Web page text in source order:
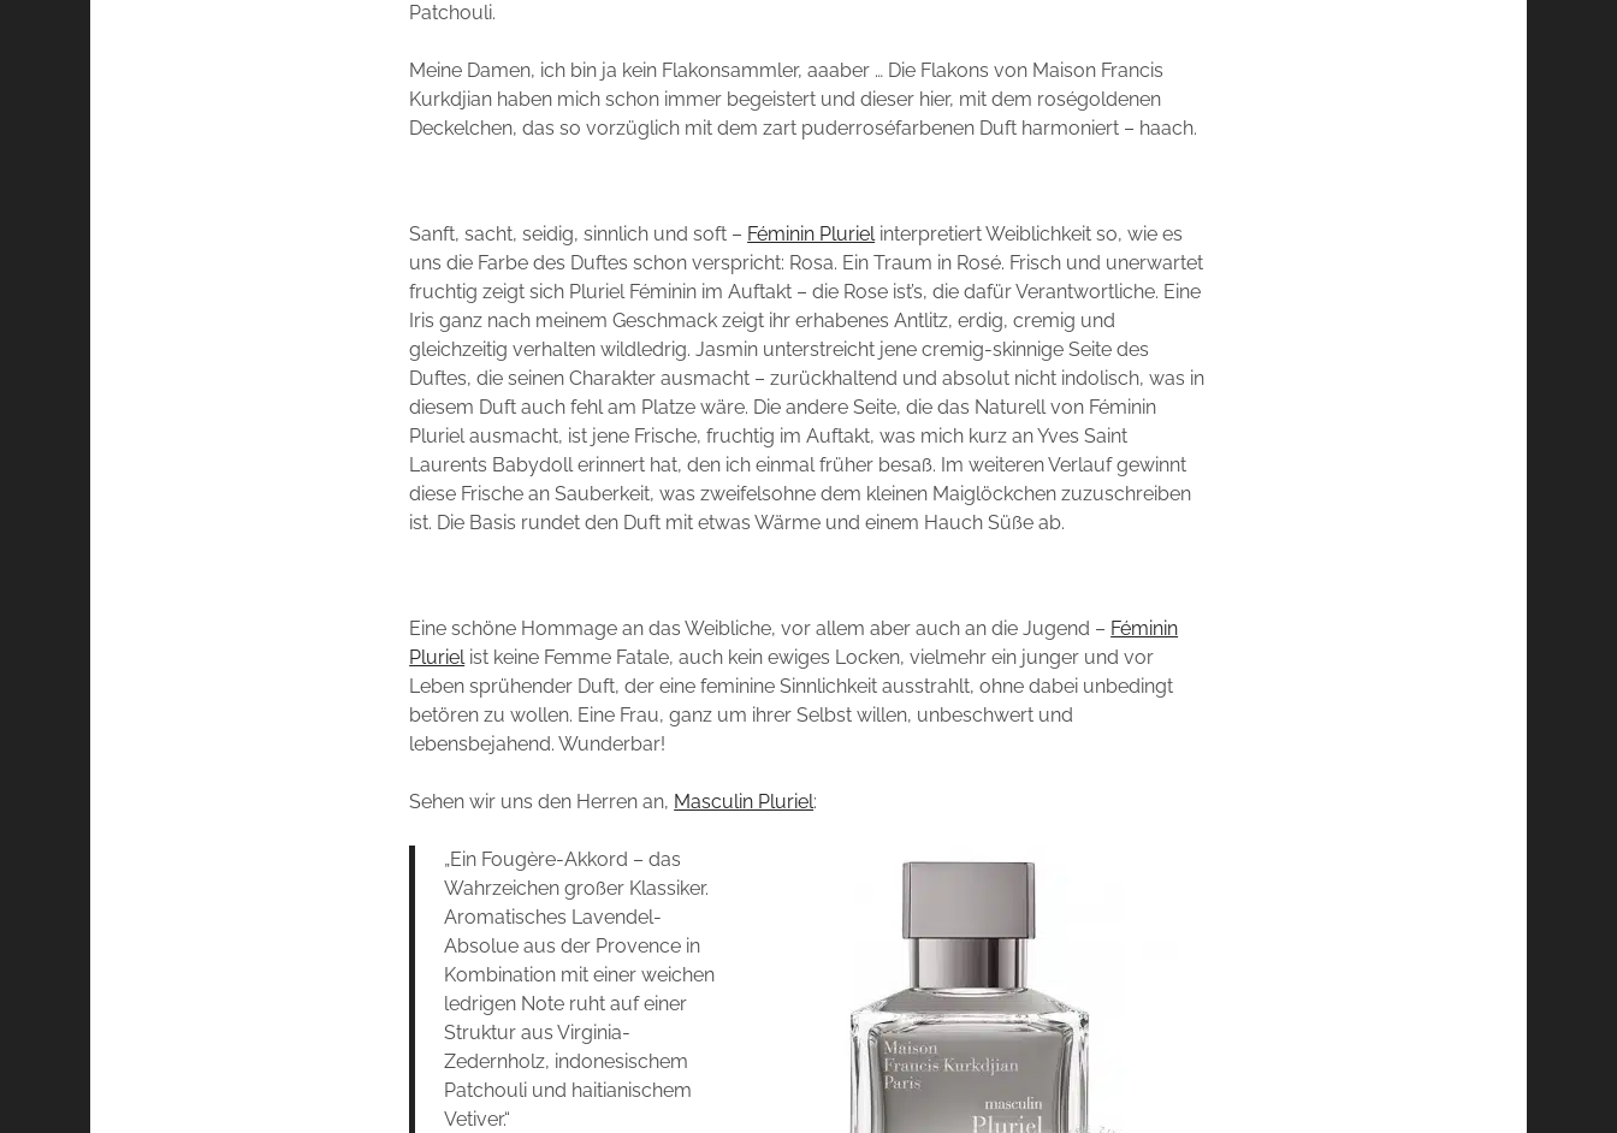
Patchouli.
Meine Damen, ich bin ja kein Flakonsammler, aaaber … Die Flakons von Maison Francis
Kurkdjian haben mich schon immer begeistert und dieser hier, mit dem roségoldenen
Deckelchen, das so vorzüglich mit dem zart puderroséfarbenen Duft harmoniert – haach.
Sanft, sacht, seidig, sinnlich und soft – Féminin Plurielinterpretiert Weiblichkeit so, wie es
uns die Farbe des Duftes schon verspricht: Rosa. Ein Traum in Rosé. Frisch und unerwartet
fruchtig zeigt sich Pluriel Féminin im Auftakt – die Rose ist’s, die dafür Verantwortliche. Eine
Iris ganz nach meinem Geschmack zeigt ihr erhabenes Antlitz, erdig, cremig und
gleichzeitig verhalten wildledrig. Jasmin unterstreicht jene cremig-skinnige Seite des
Duftes, die seinen Charakter ausmacht – zurückhaltend und absolut nicht indolisch, was in
diesem Duft auch fehl am Platze wäre. Die andere Seite, die das Naturell von Féminin
Pluriel ausmacht, ist jene Frische, fruchtig im Auftakt, was mich kurz an Yves Saint
Laurents Babydoll erinnert hat, den ich einmal früher besaß. Im weiteren Verlauf gewinnt
diese Frische an Sauberkeit, was zweifelsohne dem kleinen Maiglöckchen zuzuschreiben
ist. Die Basis rundet den Duft mit etwas Wärme und einem Hauch Süße ab.
Eine schöne Hommage an das Weibliche, vor allem aber auch an die Jugend – Féminin
Plurielist keine Femme Fatale, auch kein ewiges Locken, vielmehr ein junger und vor
Leben sprühender Duft, der eine feminine Sinnlichkeit ausstrahlt, ohne dabei unbedingt
betören zu wollen. Eine Frau, ganz um ihrer Selbst willen, unbeschwert und
lebensbejahend. Wunderbar!
Sehen wir uns den Herren an, Masculin Pluriel:
„Ein Fougère-Akkord – das
Wahrzeichen großer Klassiker.
Aromatisches Lavendel-
Absolue aus der Provence in
Kombination mit einer weichen
ledrigen Note ruht auf einer
Struktur aus Virginia-
Zedernholz, indonesischem
Patchouli und haitianischem
Vetiver.“